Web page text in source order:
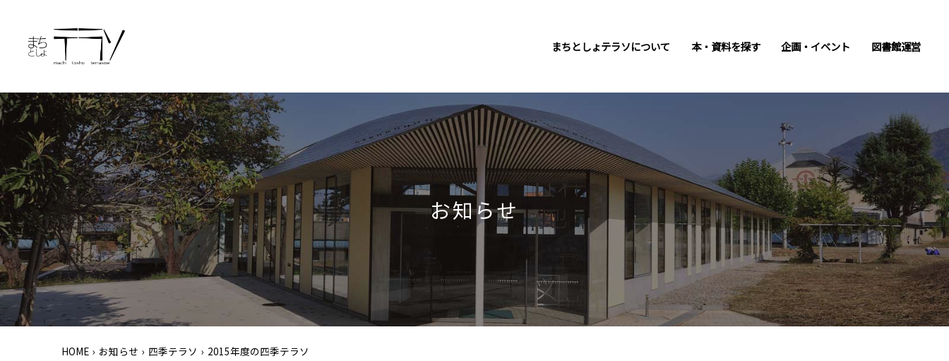
まちとしょテラソについて 本・資料を探す 企画・イベント 図書館運営
お知らせ
HOME › お知らせ › 四季テラソ › 2015年度の四季テラソ